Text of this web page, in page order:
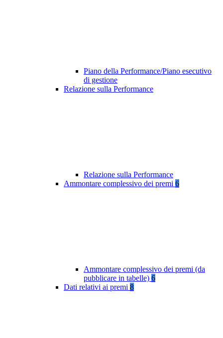
Piano della Performance/Piano esecutivo
di gestione
Relazione sulla Performance
Relazione sulla Performance
Ammontare complessivo dei premi 6
Ammontare complessivo dei premi (da
pubblicare in tabelle) 6
Dati relativi ai premi 8